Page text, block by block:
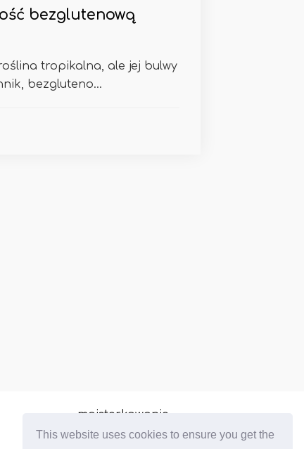
This website uses cookies to ensure you get the
bezglutenową
tropikalna, ale jej bulwy
bezgluteno...
majsterkowanie
Rosnące rośliny domowe